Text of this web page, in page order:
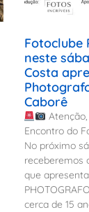
Fotoclube
neste
Costa
Caborê
Encontro do
No próximo
receberemos
que
cerca de 15